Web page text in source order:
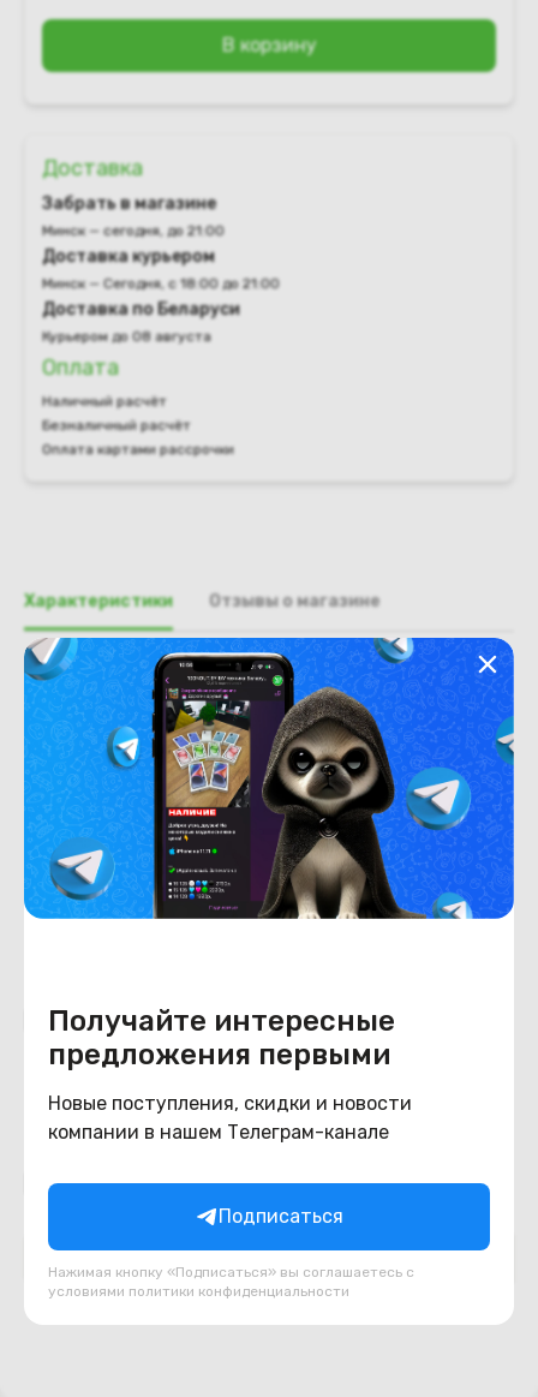
Получайте интересные
предложения первыми
Новые поступления, скидки и новости
компании в нашем Телеграм-канале
Подписаться
Нажимая кнопку «Подписаться» вы соглашаетесь с
условиями политики конфиденциальности
В корзину
Доставка
Забрать в магазине
Минск — сегодня, до 21:00
Доставка курьером
Минск — Сегодня, с 18:00 до 21:00
Доставка по Беларуси
Курьером до 08 августа
Оплата
Наличный расчёт
Безналичный расчёт
Оплата картами рассрочки
Характеристики Отзывы о магазине
Общая информация
Производитель
HP
Тип товара
Веб-камера
Состояние
Состояние удовлетворительное
Похожие товары
Подборки товаров в категории